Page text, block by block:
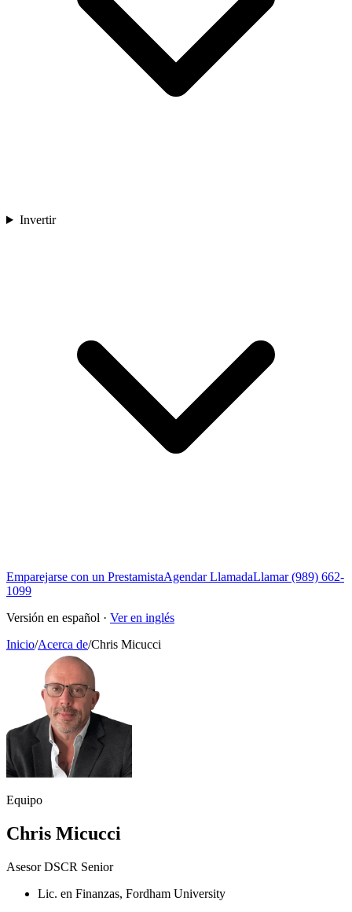
Invertir
Emparejarse con un PrestamistaAgendar LlamadaLlamar (989) 662-
1099
Versión en español · Ver en inglés
Inicio/Acerca de/Chris Micucci
Equipo
Chris Micucci
Asesor DSCR Senior
Lic. en Finanzas, Fordham University